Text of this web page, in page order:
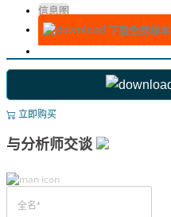
信息图
下载免费样本
立即购买
与分析师交谈